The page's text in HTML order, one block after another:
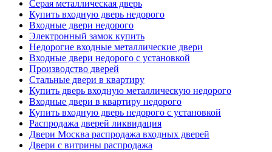
Серая металлическая дверь
Купить входную дверь недорого
Входные двери недорого
Электронный замок купить
Недорогие входные металлические двери
Входные двери недорого с установкой
Производство дверей
Стальные двери в квартиру
Купить дверь входную металлическую недорого
Входные двери в квартиру недорого
Купить входную дверь недорого с установкой
Распродажа дверей ликвидация
Двери Москва распродажа входных дверей
Двери с витрины распродажа